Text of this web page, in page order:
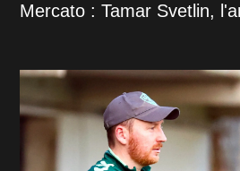
Mercato : Tamar Svetlin,